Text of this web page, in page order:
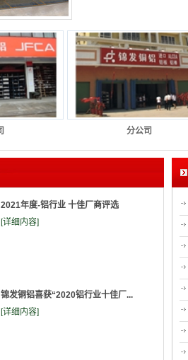
2021年度-铝行业 十佳厂商评选
[详细内容]
锦发铜铝喜获“2020铝行业十佳厂...
[详细内容]